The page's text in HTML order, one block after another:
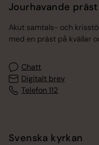
Jourhavande präst
Akut samtals- och
med en präst på kvällar
Chatt
Digitalt brev
Telefon 112
Svenska kyrkan